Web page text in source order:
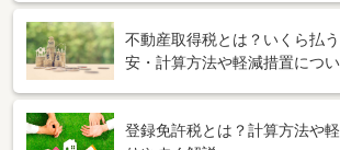
不動産取得税とは？いくら払
安・計算方法や軽減措置につ
登録免許税とは？計算方法や